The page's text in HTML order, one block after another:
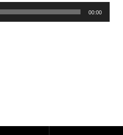
00:00